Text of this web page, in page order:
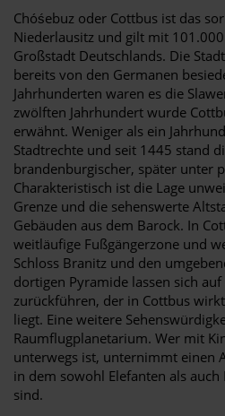
Chóśebuz oder Cottbus ist das
Niederlausitz und gilt mit
Großstadt Deutschlands. Die
bereits von den Germanen
Jahrhunderten waren es die
zwölften Jahrhundert wurde
erwähnt. Weniger als ein
Stadtrechte und seit 1445 stand
brandenburgischer, später unter
Charakteristisch ist die Lage
Grenze und die sehenswerte
Gebäuden aus dem Barock. In
weitläufige Fußgängerzone und
Schloss Branitz und den
dortigen Pyramide lassen sich
zurückführen, der in Cottbus
liegt. Eine weitere
Raumflugplanetarium. Wer mit
unterwegs ist, unternimmt einen
in dem sowohl Elefanten als
sind.